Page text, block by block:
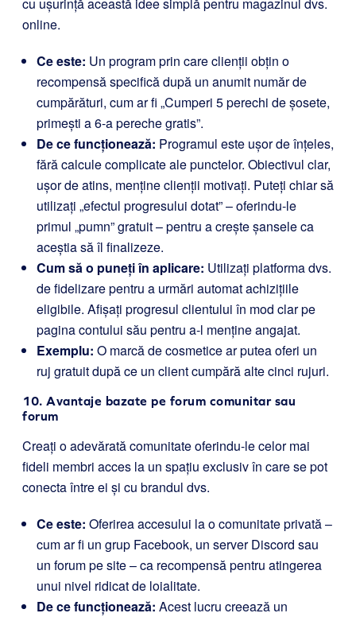
cu ușurință această idee simplă pentru magazinul dvs.
online.
Ce este: Un program prin care clienții obțin o
recompensă specifică după un anumit număr de
cumpărături, cum ar fi „Cumperi 5 perechi de șosete,
primești a 6-a pereche gratis”.
De ce funcționează: Programul este ușor de înțeles,
fără calcule complicate ale punctelor. Obiectivul clar,
ușor de atins, menține clienții motivați. Puteți chiar să
utilizați „efectul progresului dotat” – oferindu-le
primul „pumn” gratuit – pentru a crește șansele ca
aceștia să îl finalizeze.
Cum să o puneți în aplicare: Utilizați platforma dvs.
de fidelizare pentru a urmări automat achizițiile
eligibile. Afișați progresul clientului în mod clar pe
pagina contului său pentru a-l menține angajat.
Exemplu: O marcă de cosmetice ar putea oferi un
ruj gratuit după ce un client cumpără alte cinci rujuri.
10. Avantaje bazate pe forum comunitar sau
forum
Creați o adevărată comunitate oferindu-le celor mai
fideli membri acces la un spațiu exclusiv în care se pot
conecta între ei și cu brandul dvs.
Ce este: Oferirea accesului la o comunitate privată –
cum ar fi un grup Facebook, un server Discord sau
un forum pe site – ca recompensă pentru atingerea
unui nivel ridicat de loialitate.
De ce funcționează: Acest lucru creează un